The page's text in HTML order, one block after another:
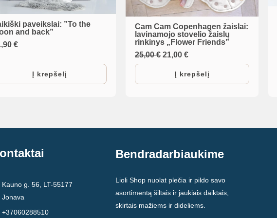
paveikslai: ”To the
and back”
€
Į krepšelį
Cam Cam Copenhagen žaislai:
lavinamojo stovelio žaislų
rinkinys „Flower Friends”
25,00€ Original
price
was:
25,00 €.
21,00€Current
price
is:
21,00 €.
Į krepšelį
Kauno g. 56, LT-55177
Jonava
+37060288510
Bendradarbiaukime
Lioli Shop nuolat plečia ir pildo savo
asortimentą šiltais ir jaukiais daiktais,
skirtais mažiems ir dideliems.